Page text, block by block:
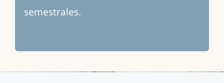
semestrales.